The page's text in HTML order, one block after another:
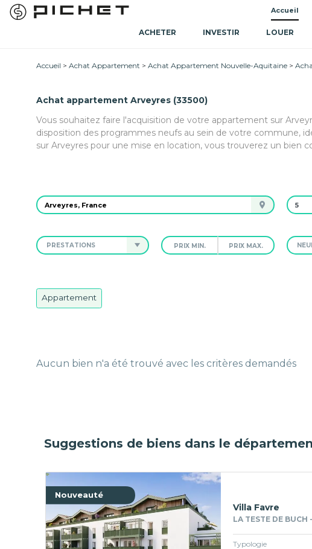
Accueil
ACHETER INVESTIR LOUER
Accueil Achat Appartement Achat Appartement Nouvelle-Aquitaine
Achat appartement Arveyres (33500)
Vous souhaitez faire l'acquisition de votre appartement sur
disposition des programmes neufs au sein de votre commune,
sur Arveyres pour une mise en location, vous trouverez un bien
PRESTATIONS
Appartement
Aucun bien n'a été trouvé avec les critères demandés
Suggestions de biens dans le
Nouveauté
Villa Favre
LA TESTE DE BUCH
Typologie